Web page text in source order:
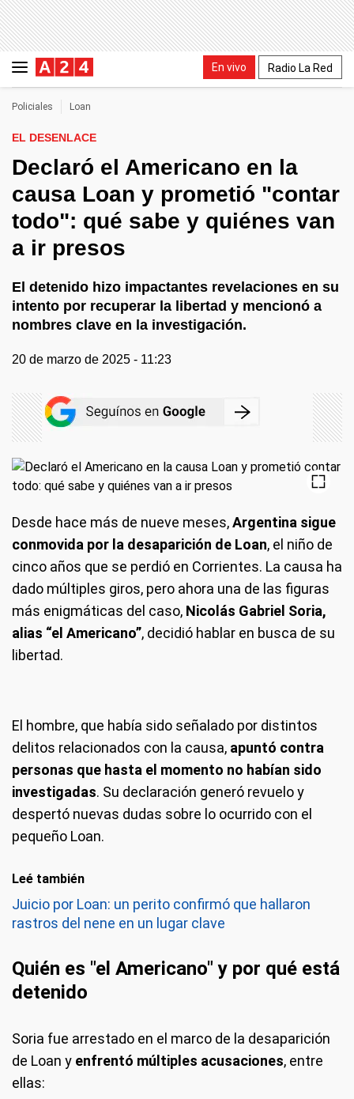
En vivo Radio La Red
Policiales Loan
EL DESENLACE
Declaró el Americano en la
causa Loan y prometió "contar
todo": qué sabe y quiénes van
a ir presos
El detenido hizo impactantes revelaciones en su
intento por recuperar la libertad y mencionó a
nombres clave en la investigación.
20 de marzo de 2025 - 11:23
Desde hace más de nueve meses,Argentina sigue
conmovida por la desaparición de Loan, el niño de
cinco años que se perdió en Corrientes. La causa ha
dado múltiples giros, pero ahora una de las figuras
más enigmáticas del caso, Nicolás Gabriel Soria,
alias “el Americano”, decidió hablar en busca de su
libertad.
El hombre, que había sido señalado por distintos
delitos relacionados con la causa, apuntó contra
personas que hasta el momento no habían sido
investigadas. Su declaración generó revuelo y
despertó nuevas dudas sobre lo ocurrido con el
pequeño Loan.
Leé también
Juicio por Loan: un perito confirmó que hallaron
rastros del nene en un lugar clave
Quién es "el Americano" y por qué está
detenido
Soria fue arrestado en el marco de la desaparición
de Loan y enfrentó múltiples acusaciones, entre
ellas: